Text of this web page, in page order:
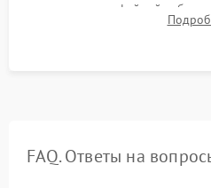
плотности кофейной
качества молочной пены.
FAQ. Ответы на